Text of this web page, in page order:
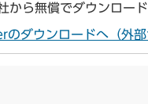
ら無償でダウンロード
ダウンロードへ（外部